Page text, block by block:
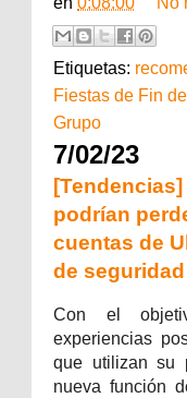
Etiquetas:
Fiestas de Fin
Grupo
7/02/23
podrían
cuentas de
de
Con el
experiencias
que utilizan su
nueva función